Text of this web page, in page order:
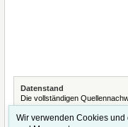
Datenstand
Die vollständigen
der SeiteQuellennachweise
Wir verwenden Cookies und